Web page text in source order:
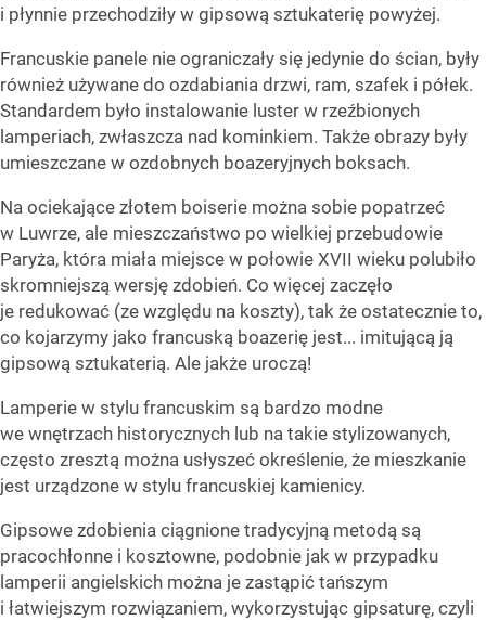
i płynnie przechodziły w gipsową sztukaterię powyżej.
Francuskie panele nie ograniczały się jedynie do ścian, były
również używane do ozdabiania drzwi, ram, szafek i półek.
Standardem było instalowanie luster w rzeźbionych
lamperiach, zwłaszcza nad kominkiem. Także obrazy były
umieszczane w ozdobnych boazeryjnych boksach.
Na ociekające złotem boiserie można sobie popatrzeć
w Luwrze, ale mieszczaństwo po wielkiej przebudowie
Paryża, która miała miejsce w połowie XVII wieku polubiło
skromniejszą wersję zdobień. Co więcej zaczęło
je redukować (ze względu na koszty), tak że ostatecznie to,
co kojarzymy jako francuską boazerię jest... imitującą ją
gipsową sztukaterią. Ale jakże uroczą!
Lamperie w stylu francuskim są bardzo modne
we wnętrzach historycznych lub na takie stylizowanych,
często zresztą można usłyszeć określenie, że mieszkanie
jest urządzone w stylu francuskiej kamienicy.
Gipsowe zdobienia ciągnione tradycyjną metodą są
pracochłonne i kosztowne, podobnie jak w przypadku
lamperii angielskich można je zastąpić tańszym
i łatwiejszym rozwiązaniem, wykorzystując gipsaturę, czyli